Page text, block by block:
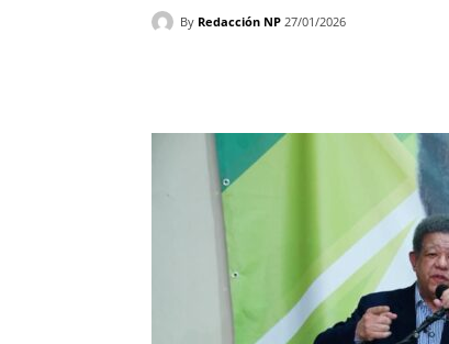
By Redacción NP 27/01/2026